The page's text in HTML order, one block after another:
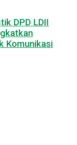
DPD LDII
Komunikasi